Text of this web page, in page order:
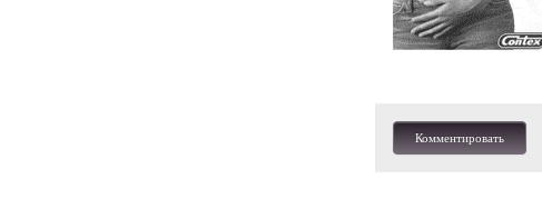
Комментировать